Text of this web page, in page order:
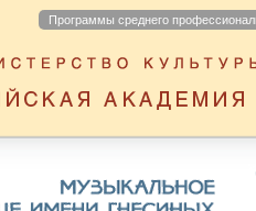
Программы среднего